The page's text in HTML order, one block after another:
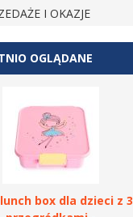
I OKAZJE
OGLĄDANE
box dla dzieci z 3